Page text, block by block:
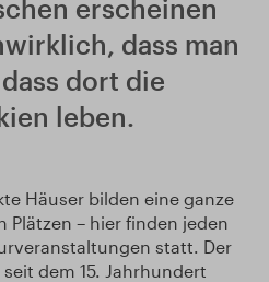
erscheinen
dass man
dort die
leben.
Häuser bilden eine ganze
Plätzen – hier finden jeden
statt. Der
dem 15. Jahrhundert